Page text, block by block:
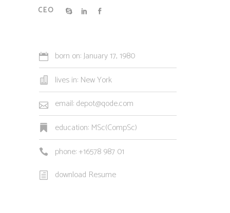
CEO
born on: January 17, 1980
lives in: New York
email: depot@qode.com
education: MSc(CompSc)
phone: +16578 987 01
download Resume